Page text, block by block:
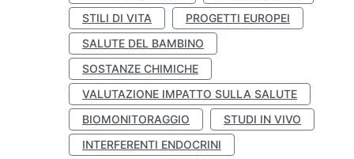
STILI DI VITA
PROGETTI EUROPEI
SALUTE DEL BAMBINO
SOSTANZE CHIMICHE
VALUTAZIONE IMPATTO SULLA SALUTE
BIOMONITORAGGIO
STUDI IN VIVO
INTERFERENTI ENDOCRINI